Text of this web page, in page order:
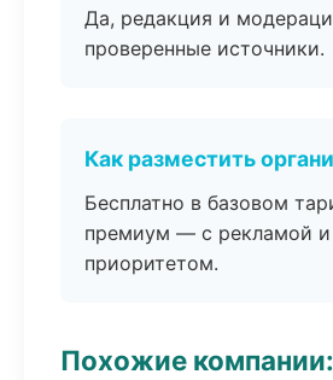
Да, редакция и
проверенные источники.
Как разместить
Бесплатно в базовом
премиум — с рекламой и
приоритетом.
Похожие компании: